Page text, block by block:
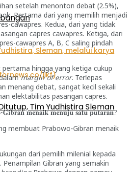
Tim Yudhistira Sleman
setelah menonton debat (2.5%),
Pertama dari yang memilih menjadi
cawapres. Kedua, dari yang tidak
capres cawapres. Ketiga, dari
cawapres A, B, C saling pindah
hingga yang ketiga cukup
margin of error. Terlepas
menang debat, sangat kecil sekali
elektabilitas pasangan capres.
𝐦𝐞𝐧𝐚𝐢𝐤 𝐦𝐞𝐧𝐮𝐣𝐮 𝐬𝐚𝐭𝐮 𝐩𝐮𝐭𝐚𝐫𝐚𝐧?
membuat Prabowo-Gibran menaik
dari pemilih milenial kepada
Gibran yang semakin